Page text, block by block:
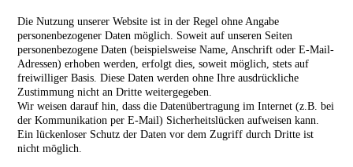
Die Nutzung unserer Website ist in der Regel ohne Angabe
personenbezogener Daten möglich. Soweit auf unseren Seiten
personenbezogene Daten (beispielsweise Name, Anschrift oder E-Mail-
Adressen) erhoben werden, erfolgt dies, soweit möglich, stets auf
freiwilliger Basis. Diese Daten werden ohne Ihre ausdrückliche
Zustimmung nicht an Dritte weitergegeben.
Wir weisen darauf hin, dass die Datenübertragung im Internet (z.B. bei
der Kommunikation per E-Mail) Sicherheitslücken aufweisen kann.
Ein lückenloser Schutz der Daten vor dem Zugriff durch Dritte ist
nicht möglich.